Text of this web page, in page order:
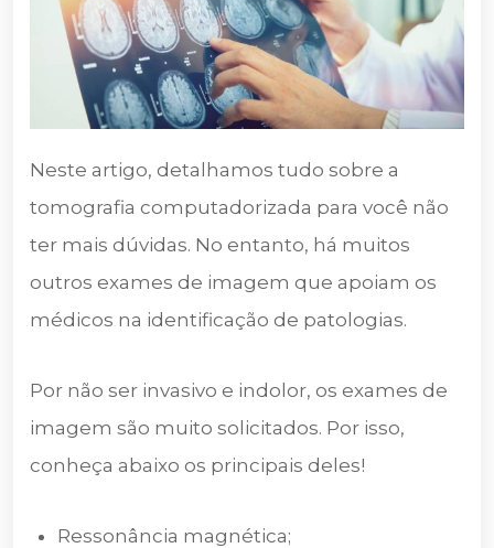
Neste artigo, detalhamos tudo sobre a
tomografia computadorizada para você não
ter mais dúvidas. No entanto, há muitos
outros exames de imagem que apoiam os
médicos na identificação de patologias.
Por não ser invasivo e indolor, os exames de
imagem são muito solicitados. Por isso,
conheça abaixo os principais deles!
Ressonância magnética;